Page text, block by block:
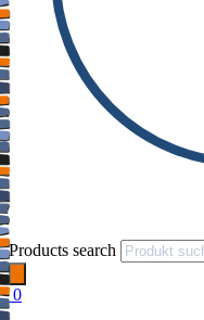
Products search
0